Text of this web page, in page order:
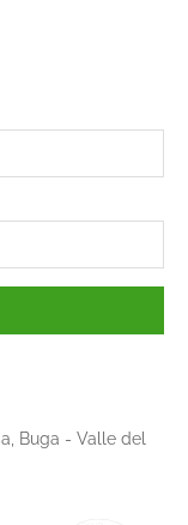
Buga - Valle del